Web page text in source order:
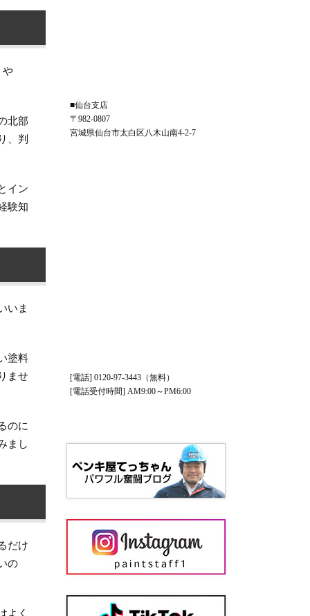
や
北部
、判
イン
験知
いま
塗料
ませ
のに
まし
だけ
の
よく
■仙台支店
〒982-0807
宮城県仙台市太白区八木山南4-2-7
[電話] 0120-97-3443（無料）
[電話受付時間] AM9:00～PM6:00